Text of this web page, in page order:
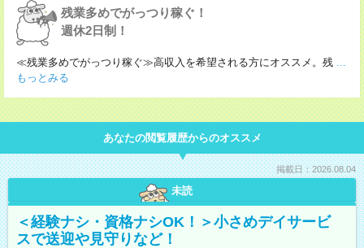
残業多めでがっつり稼ぐ！
週休2日制！
≪残業多めでがっつり稼ぐ≫高収入を希望される方にオススメ。残 ...
もっとみる
あなたの閲覧履歴からのオススメ
掲載日：2026.08.04
未読
＜経験ナシ・資格ナシOK！＞小さめデイサービ
スで送迎や見守りなど！